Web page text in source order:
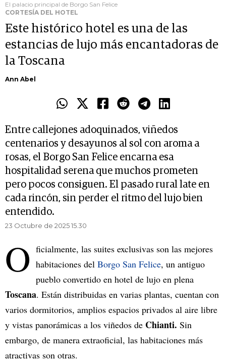
El palacio principal de Borgo San Felice
CORTESÍA DEL HOTEL
Este histórico hotel es una de las
estancias de lujo más encantadoras de
la Toscana
Ann Abel
Entre callejones adoquinados, viñedos
centenarios y desayunos al sol con aroma a
rosas, el Borgo San Felice encarna esa
hospitalidad serena que muchos prometen
pero pocos consiguen. El pasado rural late en
cada rincón, sin perder el ritmo del lujo bien
entendido.
23 Octubre de 2025 15.30
O ficialmente, las suites exclusivas son las mejores
habitaciones del Borgo San Felice, un antiguo
pueblo convertido en hotel de lujo en plena
Toscana. Están distribuidas en varias plantas, cuentan con
varios dormitorios, amplios espacios privados al aire libre
y vistas panorámicas a los viñedos de Chianti. Sin
embargo, de manera extraoficial, las habitaciones más
atractivas son otras.